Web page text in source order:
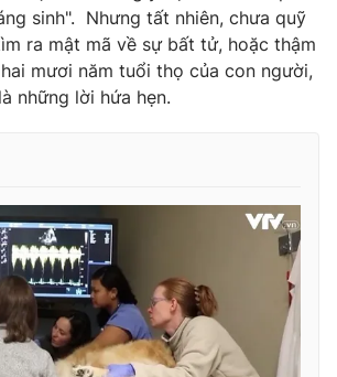
sinh". Nhưng tất nhiên, chưa quỹ
ra mật mã về sự bất tử, hoặc thậm
mươi năm tuổi thọ của con người,
những lời hứa hẹn.